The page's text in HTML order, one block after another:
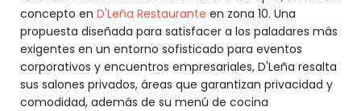
concepto en D'Leña Restaurante en zona 10. Una
propuesta diseñada para satisfacer a los paladares más
exigentes en un entorno sofisticado para eventos
corporativos y encuentros empresariales, D'Leña resalta
sus salones privados, áreas que garantizan privacidad y
comodidad, además de su menú de cocina